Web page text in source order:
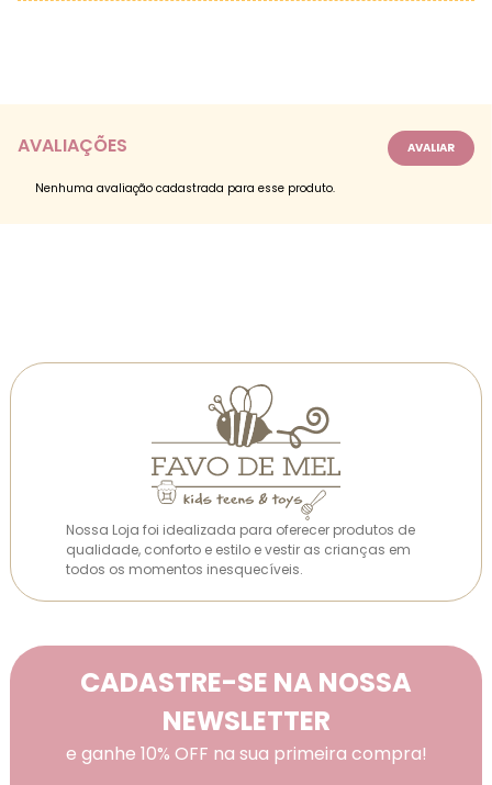
AVALIAÇÕES
Nenhuma avaliação cadastrada para esse produto.
Nossa Loja foi idealizada para oferecer produtos de
qualidade, conforto e estilo e vestir as crianças em
todos os momentos inesquecíveis.
CADASTRE-SE NA NOSSA
NEWSLETTER
e ganhe 10% OFF na sua primeira compra!